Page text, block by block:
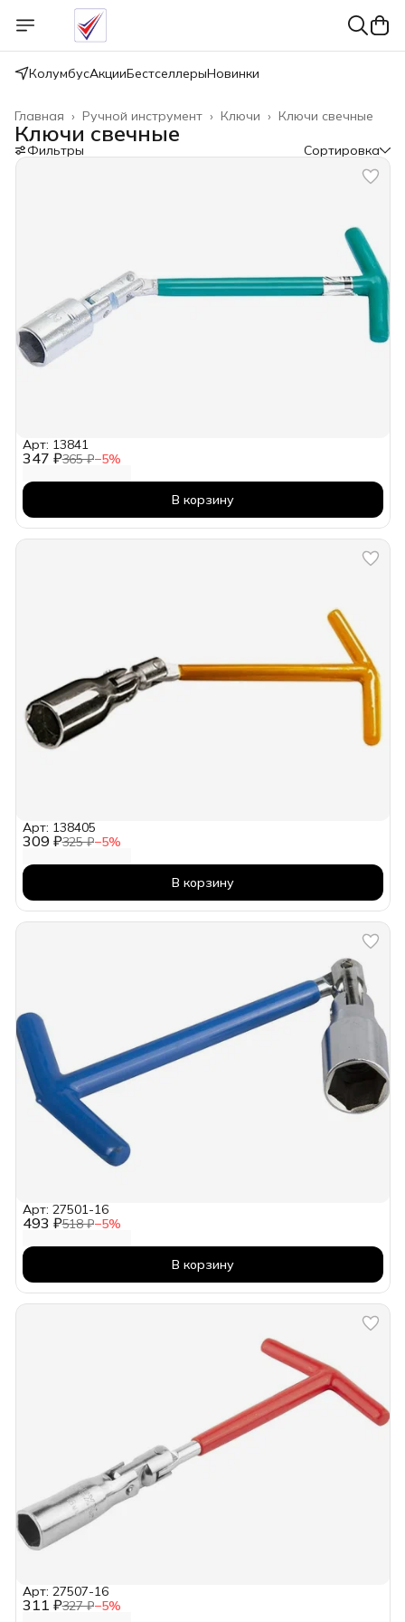
КолумбусАкцииБестселлерыНовинки
Ключи свечные
Ключи ›
Ручной инструмент ›
Главная ›
Ключи свечные
Фильтры Сортировка
347 ₽365 ₽−5%
Арт: 13841
В корзину
309 ₽325 ₽−5%
Арт: 138405
В корзину
493 ₽518 ₽−5%
Арт: 27501-16
В корзину
311 ₽327 ₽−5%
Арт: 27507-16